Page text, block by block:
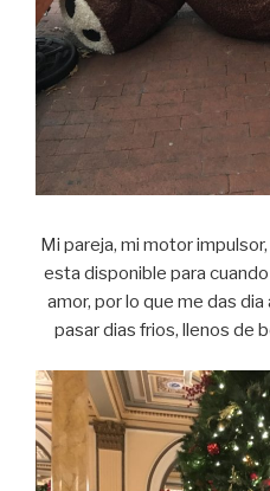
Mi pareja, mi motor
esta disponible para
amor, por lo que me das
pasar dias frios, llenos de